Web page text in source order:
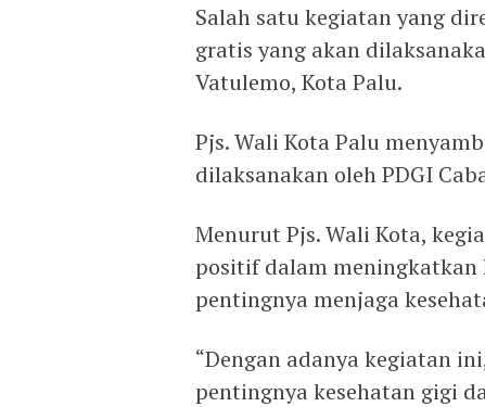
Salah satu kegiatan yang
gratis yang akan
Vatulemo, Kota Palu.
Pjs. Wali Kota Palu
dilaksanakan oleh PDGI
Menurut Pjs. Wali Kota,
positif dalam meningkatkan
pentingnya menjaga
“Dengan adanya kegiatan
pentingnya kesehatan gigi